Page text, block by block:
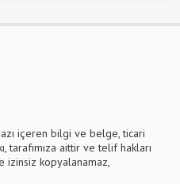
içeren bilgi ve belge, ticari
tarafımıza aittir ve telif hakları
izinsiz kopyalanamaz,